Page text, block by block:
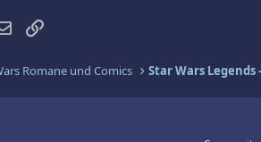
E-Mail
Romane und Comics Star Wars Legends